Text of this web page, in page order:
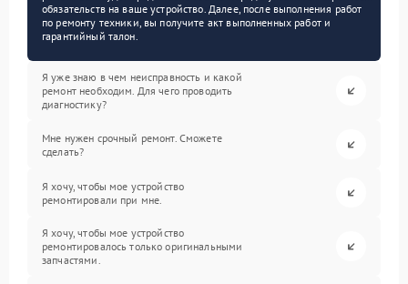
обязательств на ваше устройство. Далее, после выполнения работ
по ремонту техники, вы получите акт выполненных работ и
гарантийный талон.
Я уже знаю в чем неисправность и какой
ремонт необходим. Для чего проводить
диагностику?
Мне нужен срочный ремонт. Сможете
сделать?
Я хочу, чтобы мое устройство
ремонтировали при мне.
Я хочу, чтобы мое устройство
ремонтировалось только оригинальными
запчастями.